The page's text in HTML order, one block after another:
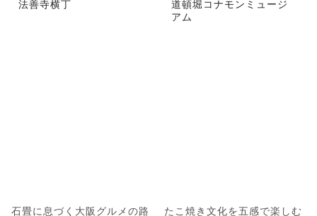
法善寺横丁
石畳に息づく大阪グルメの路
道頓堀コナモンミュージ
アム
たこ焼き文化を五感で楽しむ